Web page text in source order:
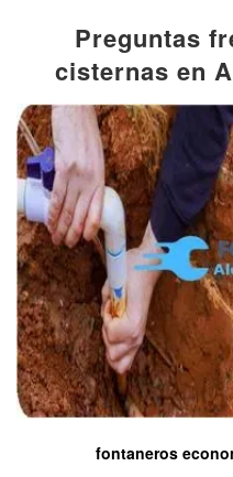
Preguntas
cisternas en
fontaneros